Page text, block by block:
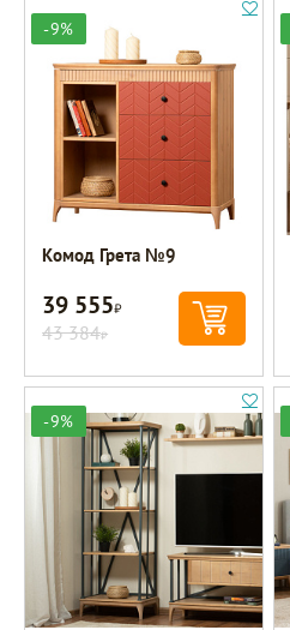
-9%
Комод Грета №9
39 555Р
43 384Р
-9%